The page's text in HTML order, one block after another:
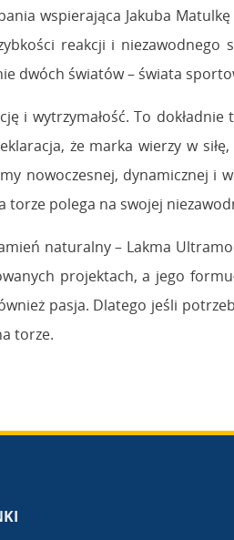
wspierająca Jakuba
reakcji i
dwóch światów – świata
i wytrzymałość. To
że marka wierzy w
nowoczesnej, dynamicznej
torze polega na swojej
naturalny – Lakma
projektach, a jego
pasja. Dlatego jeśli
torze.